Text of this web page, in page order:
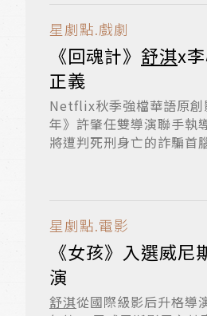
星劇點.戲劇
《回魂計》 舒淇x
正義
Netflix秋季強檔華語原創
年》許肇任雙導演聯手執
將遭判死刑身亡的詐騙首
星劇點.電影
《女孩》入選威尼
演
舒淇從國際級影后升格導